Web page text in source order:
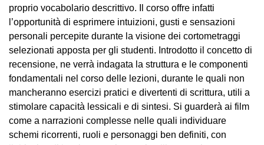
proprio vocabolario descrittivo. Il corso offre infatti
l’opportunità di esprimere intuizioni, gusti e sensazioni
personali percepite durante la visione dei cortometraggi
selezionati apposta per gli studenti. Introdotto il concetto di
recensione, ne verrà indagata la struttura e le componenti
fondamentali nel corso delle lezioni, durante le quali non
mancheranno esercizi pratici e divertenti di scrittura, utili a
stimolare capacità lessicali e di sintesi. Si guarderà ai film
come a narrazioni complesse nelle quali individuare
schemi ricorrenti, ruoli e personaggi ben definiti, con